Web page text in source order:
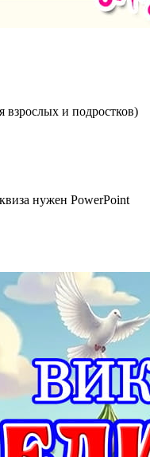
взрослых и подростков)
нужен PowerPoint